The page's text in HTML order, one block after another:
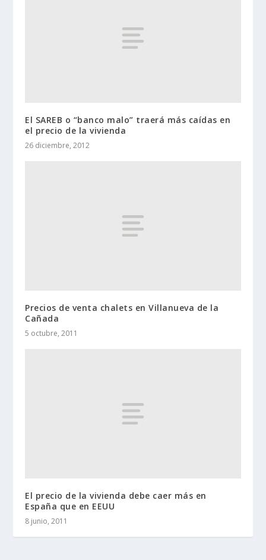
El SAREB o “banco malo” traerá más caídas en
el precio de la vivienda
26 diciembre, 2012
Precios de venta chalets en Villanueva de la
Cañada
5 octubre, 2011
El precio de la vivienda debe caer más en
España que en EEUU
8 junio, 2011